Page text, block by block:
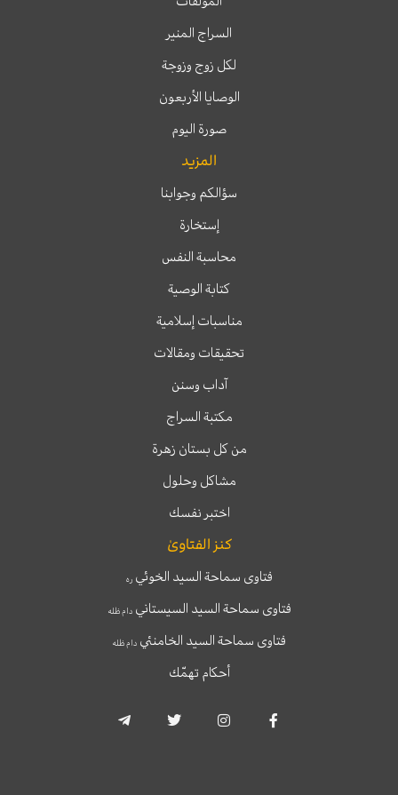
السراج المنير
لكل زوج وزوجة
الوصايا الأربعون
صورة اليوم
المزيد
سؤالكم وجوابنا
إستخارة
محاسبة النفس
كتابة الوصية
مناسبات إسلامية
تحقيقات ومقالات
آداب وسنن
مكتبة السراج
من كل بستان زهرة
مشاكل وحلول
اختبر نفسك
كنز الفتاوىٰ
فتاوى سماحة السيد الخوئيره
فتاوى سماحة السيد السيستانيدام ظله
فتاوى سماحة السيد الخامنئي دام ظله
أحكام تهمّك
a
c
s
i
l